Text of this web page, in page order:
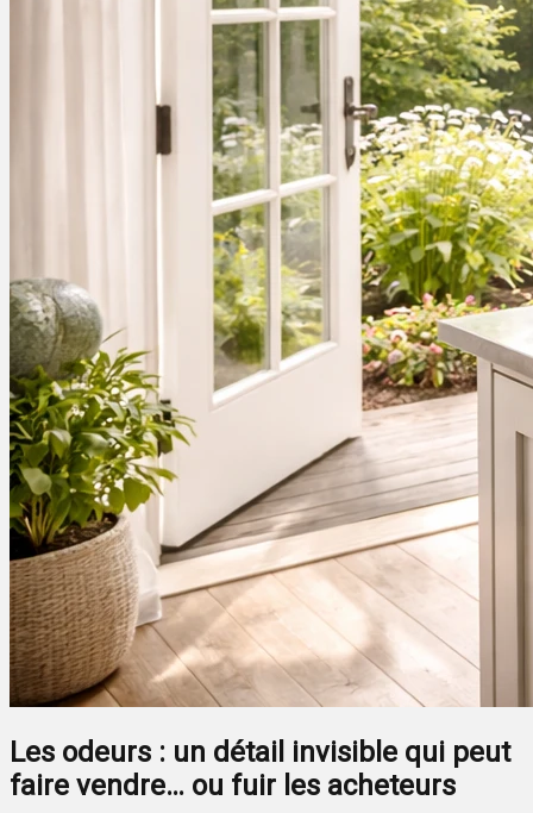
Les odeurs : un détail invisible qui peut
faire vendre… ou fuir les acheteurs